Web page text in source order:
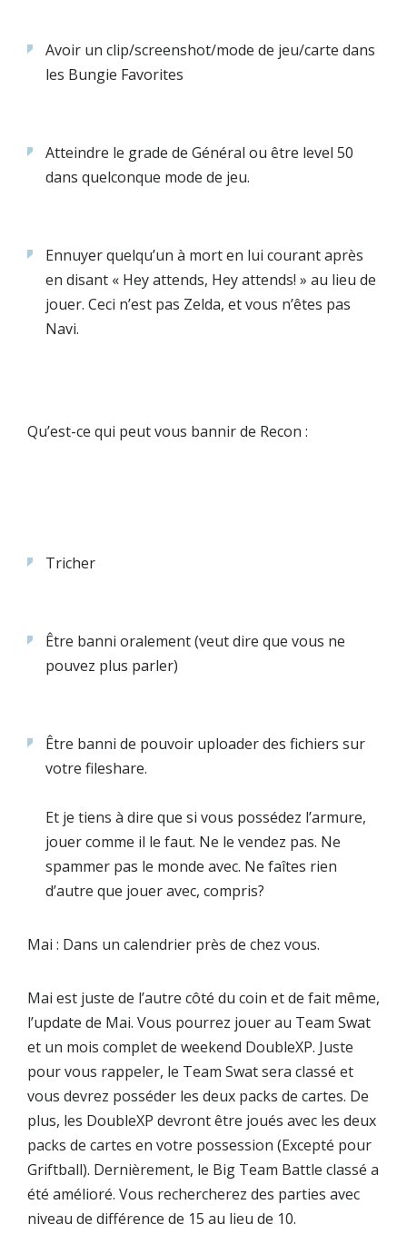
Avoir un clip/screenshot/mode de jeu/carte dans
les Bungie Favorites
Atteindre le grade de Général ou être level 50
dans quelconque mode de jeu.
Ennuyer quelqu’un à mort en lui courant après
en disant « Hey attends, Hey attends! » au lieu de
jouer. Ceci n’est pas Zelda, et vous n’êtes pas
Navi.
Qu’est-ce qui peut vous bannir de Recon :
Tricher
Être banni oralement (veut dire que vous ne
pouvez plus parler)
Être banni de pouvoir uploader des fichiers sur
votre fileshare.
Et je tiens à dire que si vous possédez l’armure,
jouer comme il le faut. Ne le vendez pas. Ne
spammer pas le monde avec. Ne faîtes rien
d’autre que jouer avec, compris?
Mai : Dans un calendrier près de chez vous.
Mai est juste de l’autre côté du coin et de fait même,
l’update de Mai. Vous pourrez jouer au Team Swat
et un mois complet de weekend DoubleXP. Juste
pour vous rappeler, le Team Swat sera classé et
vous devrez posséder les deux packs de cartes. De
plus, les DoubleXP devront être joués avec les deux
packs de cartes en votre possession (Excepté pour
Griftball). Dernièrement, le Big Team Battle classé a
été amélioré. Vous rechercherez des parties avec
niveau de différence de 15 au lieu de 10.